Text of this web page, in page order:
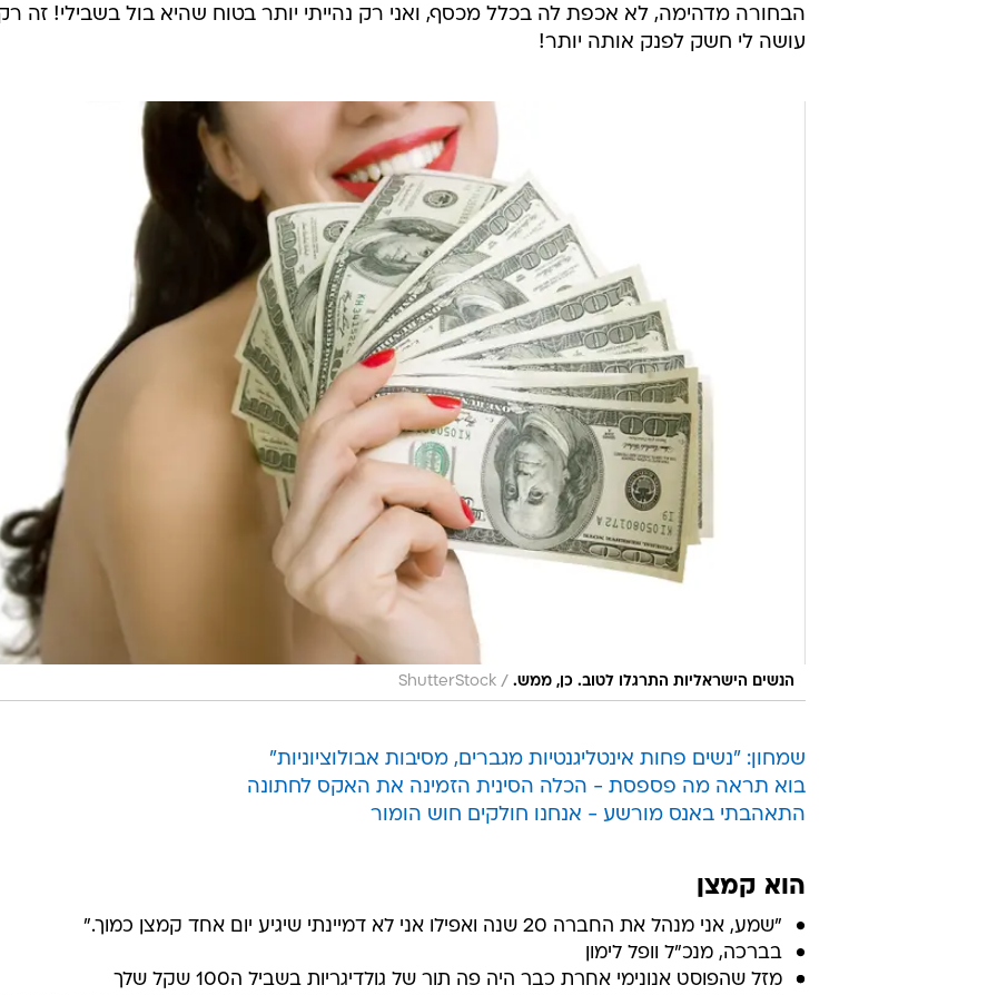
הבחורה מדהימה, לא אכפת לה בכלל מכסף, ואני רק נהייתי יותר בטוח שהיא בול בשבילי! זה
עושה לי חשק לפנק אותה יותר!
הנשים הישראליות התרגלו לטוב. כן, ממש. /
ShutterStock
שמחון: "נשים פחות אינטליגנטיות מגברים, מסיבות אבולוציוניות"
בוא תראה מה פספסת - הכלה הסינית הזמינה את האקס לחתונה
התאהבתי באנס מורשע - אנחנו חולקים חוש הומור
הוא קמצן
"שמע, אני מנהל את החברה 20 שנה ואפילו אני לא דמיינתי שיגיע יום אחד קמצן כמוך."
בברכה, מנכ"ל וופל לימון
מזל שהפוסט אנונימי אחרת כבר היה פה תור של גולדיגריות בשביל ה100 שקל שלך